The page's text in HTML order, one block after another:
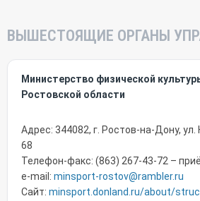
ВЫШЕСТОЯЩИЕ ОРГАНЫ
Министерство физической
Ростовской области
Адрес: 344082, г. Ростов-на-Дону,
68
Телефон-факс: (863) 267-43-72 –
e-mail:minsport-rostov@rambler.ru
Сайт:minsport.donland.ru/about/